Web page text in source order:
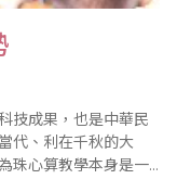
技成果，也是中華民
代、利在千秋的大
珠心算教學本身是一